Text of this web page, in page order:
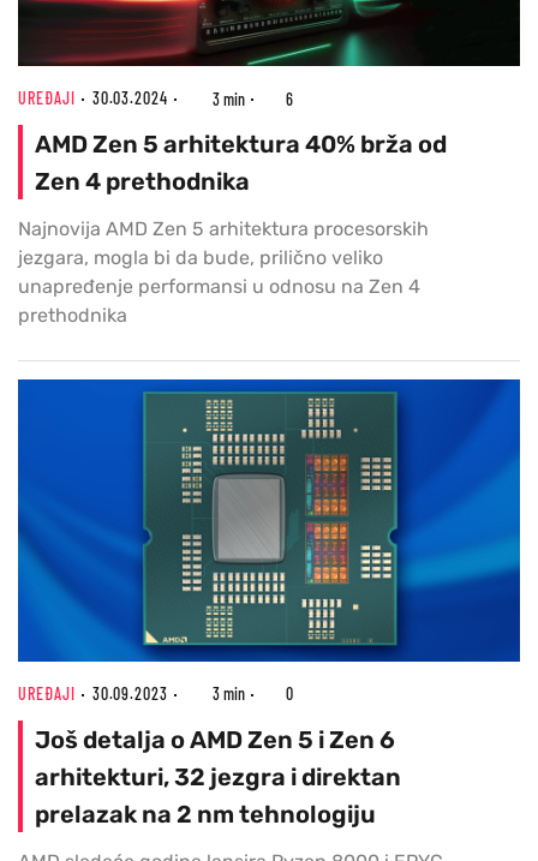
UREĐAJI 30.03.2024 3 min 6
AMD Zen 5 arhitektura 40% brža od
Zen 4 prethodnika
Najnovija AMD Zen 5 arhitektura procesorskih
jezgara, mogla bi da bude, prilično veliko
unapređenje performansi u odnosu na Zen 4
prethodnika
UREĐAJI 30.09.2023 3 min 0
Još detalja o AMD Zen 5 i Zen 6
arhitekturi, 32 jezgra i direktan
prelazak na 2 nm tehnologiju